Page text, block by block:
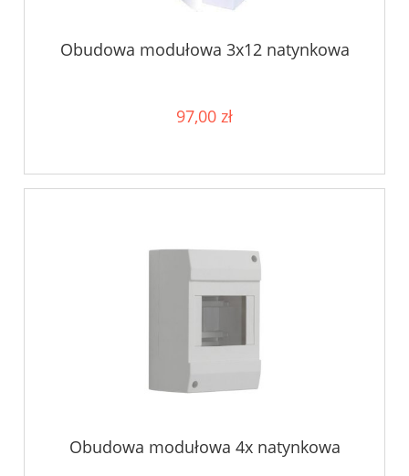
Obudowa modułowa 3x12 natynkowa
97,00 zł
Obudowa modułowa 4x natynkowa